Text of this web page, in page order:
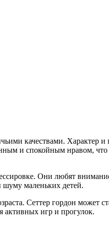
качествами. Характер
и спокойным нравом,
Они любят
шуму маленьких детей.
Сеттер гордон может
игр и прогулок.